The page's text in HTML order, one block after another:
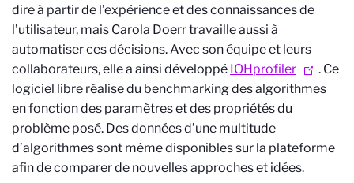
dire à partir de l’expérience et des connaissances de
l’utilisateur, mais Carola Doerr travaille aussi à
automatiser ces décisions. Avec son équipe et leurs
collaborateurs, elle a ainsi développé IOHprofiler
. Ce
logiciel libre réalise du benchmarking des algorithmes
en fonction des paramètres et des propriétés du
problème posé. Des données d’une multitude
d’algorithmes sont même disponibles sur la plateforme
afin de comparer de nouvelles approches et idées.